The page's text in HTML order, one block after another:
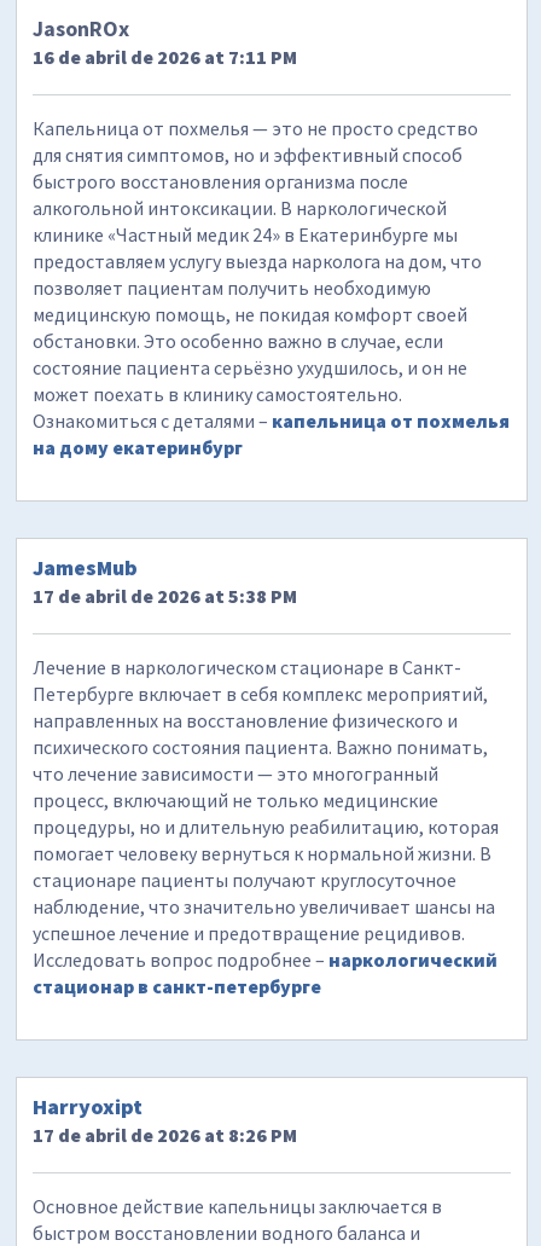
JasonROx
16 de abril de 2026 at 7:11 PM
Капельница от похмелья — это не просто средство
для снятия симптомов, но и эффективный способ
быстрого восстановления организма после
алкогольной интоксикации. В наркологической
клинике «Частный медик 24» в Екатеринбурге мы
предоставляем услугу выезда нарколога на дом, что
позволяет пациентам получить необходимую
медицинскую помощь, не покидая комфорт своей
обстановки. Это особенно важно в случае, если
состояние пациента серьёзно ухудшилось, и он не
может поехать в клинику самостоятельно.
Ознакомиться с деталями – капельница от похмелья
на дому екатеринбург
JamesMub
17 de abril de 2026 at 5:38 PM
Лечение в наркологическом стационаре в Санкт-
Петербурге включает в себя комплекс мероприятий,
направленных на восстановление физического и
психического состояния пациента. Важно понимать,
что лечение зависимости — это многогранный
процесс, включающий не только медицинские
процедуры, но и длительную реабилитацию, которая
помогает человеку вернуться к нормальной жизни. В
стационаре пациенты получают круглосуточное
наблюдение, что значительно увеличивает шансы на
успешное лечение и предотвращение рецидивов.
Исследовать вопрос подробнее – наркологический
стационар в санкт-петербурге
Harryoxipt
17 de abril de 2026 at 8:26 PM
Основное действие капельницы заключается в
быстром восстановлении водного баланса и